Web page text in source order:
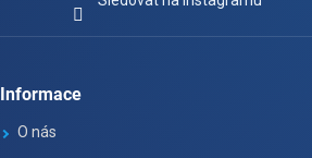
Informace
O nás